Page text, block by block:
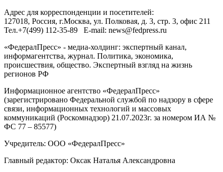
Адрес для корреспонденции и посетителей:
127018, Россия, г.Москва, ул. Полковая, д. 3, стр. 3, офис 211
Тел.+7(499) 112-35-89 E-mail: news@fedpress.ru
«ФедералПресс» - медиа-холдинг: экспертный канал,
информагентства, журнал. Политика, экономика,
происшествия, общество. Экспертный взгляд на жизнь
регионов РФ
Информационное агентство «ФедералПресс»
(зарегистрировано Федеральной службой по надзору в сфере
связи, информационных технологий и массовых
коммуникаций (Роскомнадзор) 21.07.2023г. за номером ИА №
ФС 77 – 85577)
Учредитель: ООО «ФедералПресс»
Главный редактор: Оксак Наталья Александровна